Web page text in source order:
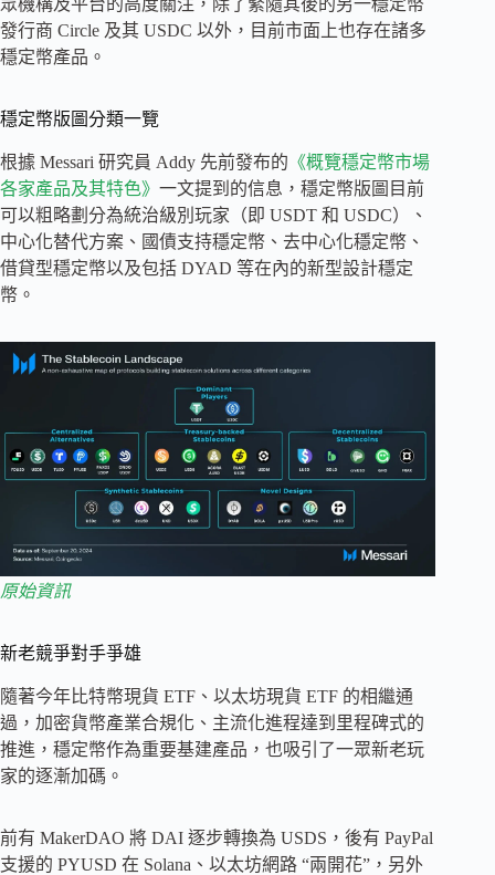
發行商 Circle 及其 USDC 以外，目前市面上也存在諸多
穩定幣產品。
穩定幣版圖分類一覽
根據 Messari 研究員 Addy 先前發布的 《概覽穩定幣市場
各家產品及其特色》 一文提到的信息，穩定幣版圖目前
可以粗略劃分為統治級別玩家（即 USDT 和 USDC）、
中心化替代方案、國債支持穩定幣、去中心化穩定幣、
借貸型穩定幣以及包括 DYAD 等在內的新型設計穩定
幣。
原始資訊
新老競爭對手爭雄
隨著今年比特幣現貨 ETF、以太坊現貨 ETF 的相繼通
過，加密貨幣產業合規化、主流化進程達到里程碑式的
推進，穩定幣作為重要基建產品，也吸引了一眾新老玩
家的逐漸加碼。
前有 MakerDAO 將 DAI 逐步轉換為 USDS，後有 PayPal
支援的 PYUSD 在 Solana、以太坊網路 “兩開花”，另外